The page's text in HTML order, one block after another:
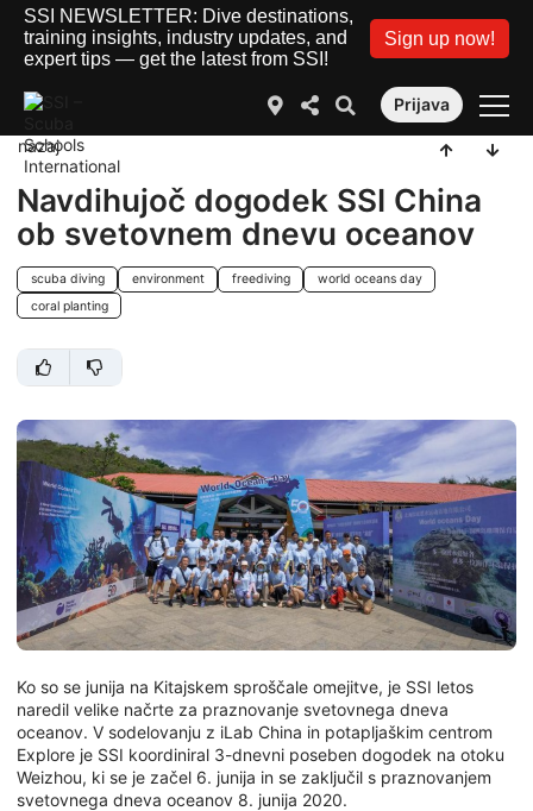
SSI NEWSLETTER: Dive destinations,
training insights, industry updates, and
expert tips — get the latest from SSI!
Sign up now!
Prijava
nazaj
Navdihujoč dogodek SSI China
ob svetovnem dnevu oceanov
scuba diving environment freediving
world oceans day
coral planting
Ko so se junija na Kitajskem sproščale omejitve, je SSI letos
naredil velike načrte za praznovanje svetovnega dneva
oceanov. V sodelovanju z iLab China in potapljaškim centrom
Explore je SSI koordiniral 3-dnevni poseben dogodek na otoku
Weizhou, ki se je začel 6. junija in se zaključil s praznovanjem
svetovnega dneva oceanov 8. junija 2020.